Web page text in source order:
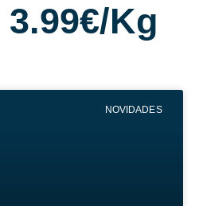
Kg
NOVIDADES